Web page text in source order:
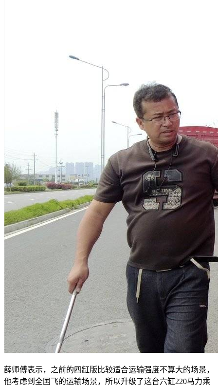
薛师傅表示，之前的四缸版比较适合运输强度不算大的场景，
他考虑到全国飞的运输场景，所以升级了这台六缸220马力乘